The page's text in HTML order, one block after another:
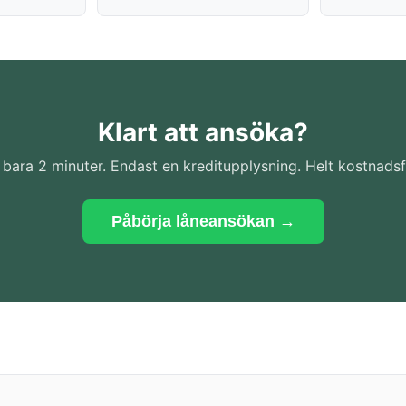
Klart att ansöka?
bara 2 minuter. Endast en kreditupplysning. Helt
Påbörja låneansökan →